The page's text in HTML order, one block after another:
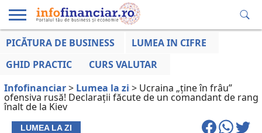
EDUCAȚIE
LA ZI
AFACERILOR
PICĂTURA DE BUSINESS
LUMEA IN CIFRE
GHID PRACTIC
CURS VALUTAR
Infofinanciar> Lumea la zi > Ucraina „ține în frâu”
ofensiva rusă! Declarații făcute de un comandant de rang
înalt de la Kiev
LUMEA LA ZI